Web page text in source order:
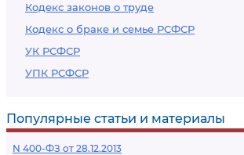
Кодекс законов о труде
Кодекс о браке и семье РСФСР
УК РСФСР
УПК РСФСР
Популярные статьи и материалы
N 400-ФЗ от 28.12.2013